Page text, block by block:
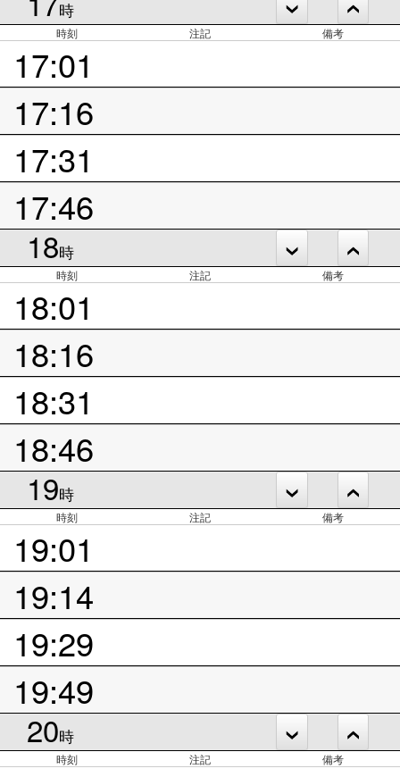
時
時刻 注記 備考
17:01
17:16
17:31
17:46
18時
時刻 注記 備考
18:01
18:16
18:31
18:46
19時
時刻 注記 備考
19:01
19:14
19:29
19:49
20時
時刻 注記 備考